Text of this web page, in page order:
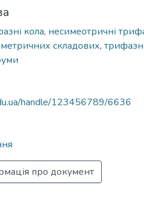
кола, несимеотричні
складових,
handle/123456789/6636
про документ